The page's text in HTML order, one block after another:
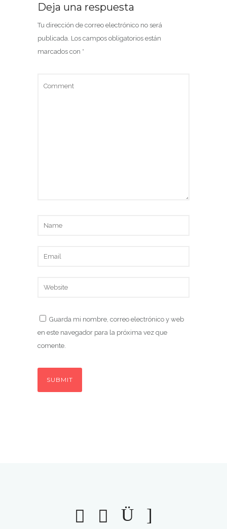
Deja una respuesta
Tu dirección de correo electrónico no será
publicada. Los campos obligatorios están
marcados con *
Guarda mi nombre, correo electrónico y web
en este navegador para la próxima vez que
comente.